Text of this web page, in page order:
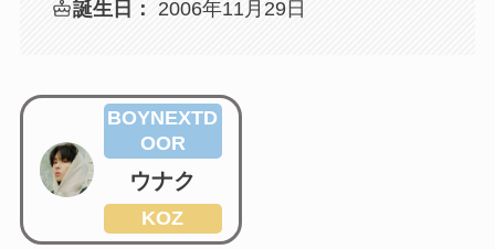
誕生日： 2006年11月29日
BOYNEXTD
OOR
ウナク
KOZ